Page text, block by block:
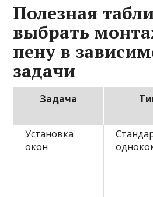
Полезная
выбрать
пену в
задачи
Задача
Установка
окон